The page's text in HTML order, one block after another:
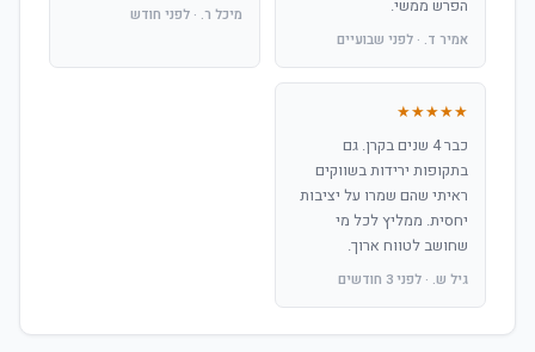
הפרש ממשי.
אמיר ד. · לפני שבועיים
מיכל ר. · לפני חודש
★★★★★
כבר 4 שנים בקרן. גם
בתקופות ירידות בשווקים
ראיתי שהם שמרו על יציבות
יחסית. ממליץ לכל מי
שחושב לטווח ארוך.
גיל ש. · לפני 3 חודשים